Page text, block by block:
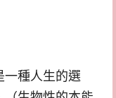
一種人生的選